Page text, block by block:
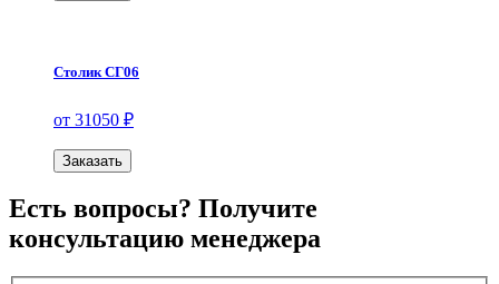
Столик СГ06
от 31050 ₽
Заказать
Есть вопросы? Получите
консультацию менеджера